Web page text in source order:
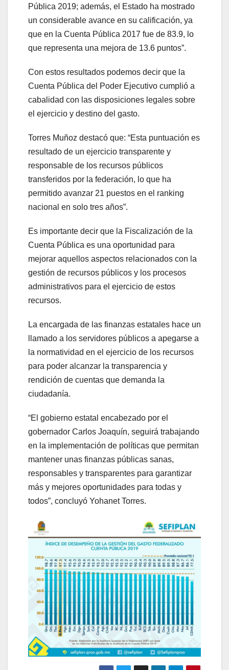
Pública 2019; además, el Estado ha mostrado
un considerable avance en su calificación, ya
que en la Cuenta Pública 2017 fue de 83.9, lo
que representa una mejora de 13.6 puntos”.
Con estos resultados podemos decir que la
Cuenta Pública del Poder Ejecutivo cumplió a
cabalidad con las disposiciones legales sobre
el ejercicio y destino del gasto.
Torres Muñoz destacó que: “Esta puntuación es
resultado de un ejercicio transparente y
responsable de los recursos públicos
transferidos por la federación, lo que ha
permitido avanzar 21 puestos en el ranking
nacional en solo tres años”.
Es importante decir que la Fiscalización de la
Cuenta Pública es una oportunidad para
mejorar aquellos aspectos relacionados con la
gestión de recursos públicos y los procesos
administrativos para el ejercicio de estos
recursos.
La encargada de las finanzas estatales hace un
llamado a los servidores públicos a apegarse a
la normatividad en el ejercicio de los recursos
para poder alcanzar la transparencia y
rendición de cuentas que demanda la
ciudadanía.
“El gobierno estatal encabezado por el
gobernador Carlos Joaquín, seguirá trabajando
en la implementación de políticas que permitan
mantener unas finanzas públicas sanas,
responsables y transparentes para garantizar
más y mejores oportunidades para todas y
todos”, concluyó Yohanet Torres.